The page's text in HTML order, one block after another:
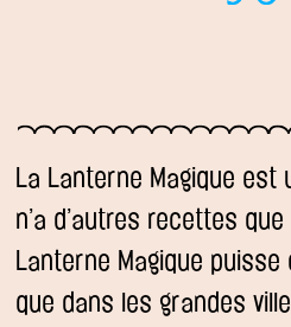
La Lanterne Magique
n’a d’autres recettes
Lanterne Magique
que dans les grandes